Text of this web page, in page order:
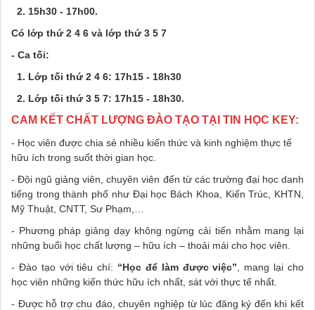
2. 15h30 - 17h00.
Có lớp thứ 2 4 6 và lớp thứ 3 5 7
- Ca tối:
1. Lớp tối thứ 2 4 6: 17h15 - 18h30
2. Lớp tối thứ 3 5 7: 17h15 - 18h30.
CAM KẾT CHẤT LƯỢNG ĐÀO TẠO TẠI TIN HỌC KEY:
- Học viên được chia sẻ nhiều kiến thức và kinh nghiệm thực tế
hữu ích trong suốt thời gian học.
- Đội ngũ giảng viên, chuyên viên đến từ các trường đại học danh
tiếng trong thành phố như Đại học Bách Khoa, Kiến Trúc, KHTN,
Mỹ Thuật, CNTT, Sư Phạm,…
- Phương pháp giảng dạy không ngừng cải tiến nhằm mang lại
những buổi học chất lượng – hữu ích – thoải mái cho học viên.
- Đào tạo với tiêu chí: “Học để làm được việc” , mang lại cho
học viên những kiến thức hữu ích nhất, sát với thực tế nhất.
- Được hỗ trợ chu đáo, chuyên nghiệp từ lúc đăng ký đến khi kết